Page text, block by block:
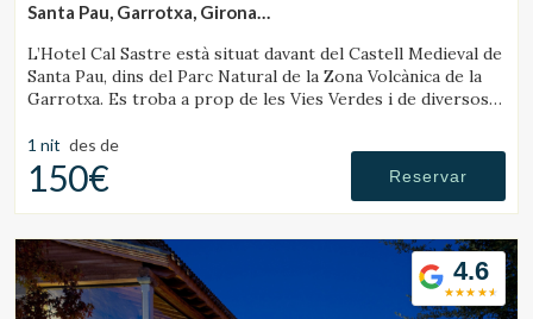
Santa Pau, Garrotxa, Girona
L’Hotel Cal Sastre està situat davant del Castell Medieval de
Santa Pau, dins del Parc Natural de la Zona Volcànica de la
Garrotxa. Es troba a prop de les Vies Verdes i de diversos
1 nit des de
150€ Reservar
4.6
Modificar cookies